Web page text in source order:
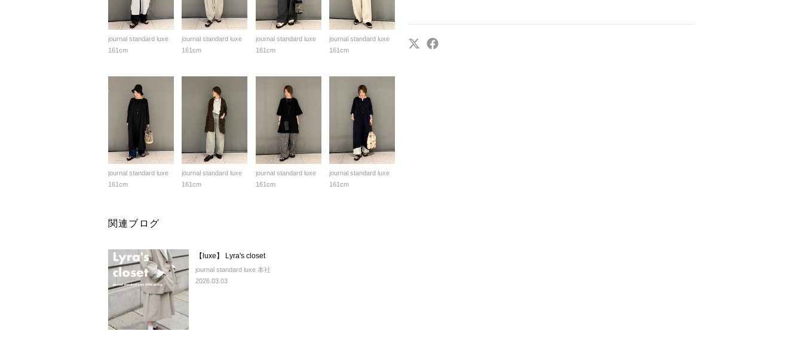
journal standard luxe
161cm
journal standard luxe
161cm
journal standard luxe
161cm
journal standard luxe
161cm
journal standard luxe
161cm
journal standard luxe
161cm
journal standard luxe
161cm
journal standard luxe
161cm
関連ブログ
【luxe】 Lyra's closet
journal standard luxe 本社
2026.03.03